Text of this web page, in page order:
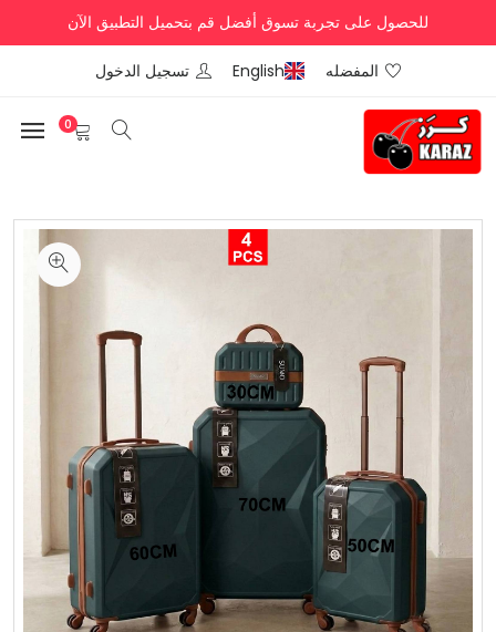
للحصول على تجربة تسوق أفضل قم بتحميل التطبيق الآن
المفضله English تسجيل الدخول
0